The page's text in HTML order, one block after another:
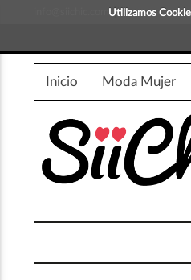
Utilizamos
Inicio Moda Mujer